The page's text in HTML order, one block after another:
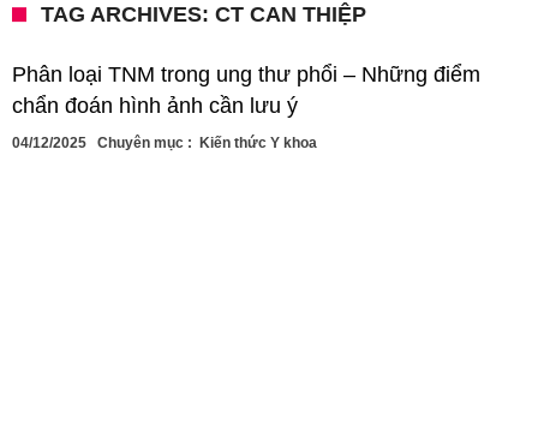
TAG ARCHIVES: CT CAN THIỆP
Phân loại TNM trong ung thư phổi – Những điểm
chẩn đoán hình ảnh cần lưu ý
04/12/2025 Chuyên mục : Kiến thức Y khoa